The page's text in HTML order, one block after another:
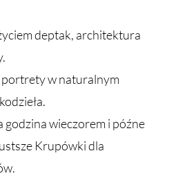
deptak, architektura
w naturalnym
godzina wieczorem i późne
Krupówki dla